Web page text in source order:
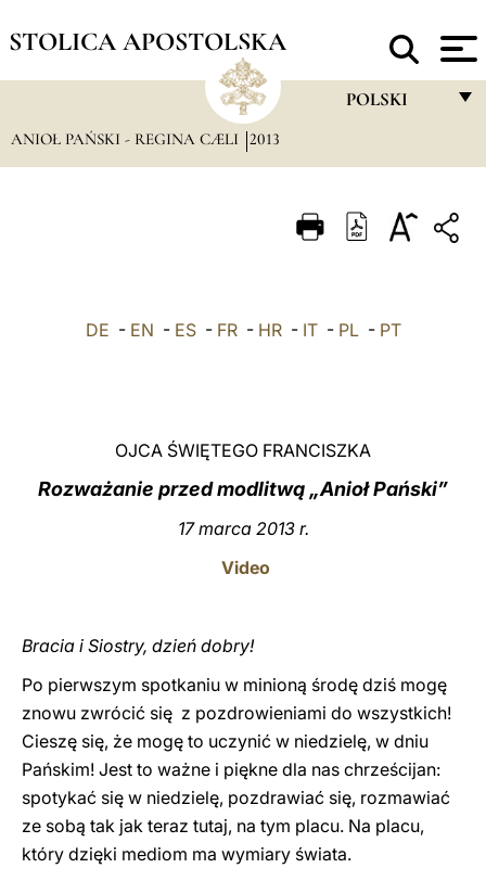
STOLICA APOSTOLSKA
POLSKI
ITALIANO
中文
ANIOŁ PAŃSKI - REGINA CÆLI 2013
DE - EN - ES- FR- HR- IT- PL- PT
OJCA ŚWIĘTEGO FRANCISZKA
Rozważanie przed modlitwą „Anioł Pański”
17 marca 2013 r.
Video
Bracia i Siostry, dzień dobry!
Po pierwszym spotkaniu w minioną środę dziś mogę
znowu zwrócić się z pozdrowieniami do wszystkich!
Cieszę się, że mogę to uczynić w niedzielę, w dniu
Pańskim! Jest to ważne i piękne dla nas chrześcijan:
spotykać się w niedzielę, pozdrawiać się, rozmawiać
ze sobą tak jak teraz tutaj, na tym placu. Na placu,
który dzięki mediom ma wymiary świata.